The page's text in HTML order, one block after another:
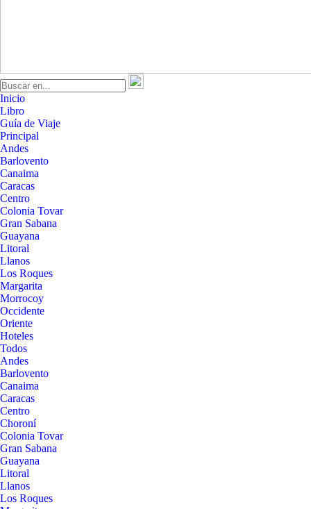
Inicio
Libro
Guía de Viaje
Principal
Andes
Barlovento
Canaima
Caracas
Centro
Colonia Tovar
Gran Sabana
Guayana
Litoral
Llanos
Los Roques
Margarita
Morrocoy
Occidente
Oriente
Hoteles
Todos
Andes
Barlovento
Canaima
Caracas
Centro
Choroní
Colonia Tovar
Gran Sabana
Guayana
Litoral
Llanos
Los Roques